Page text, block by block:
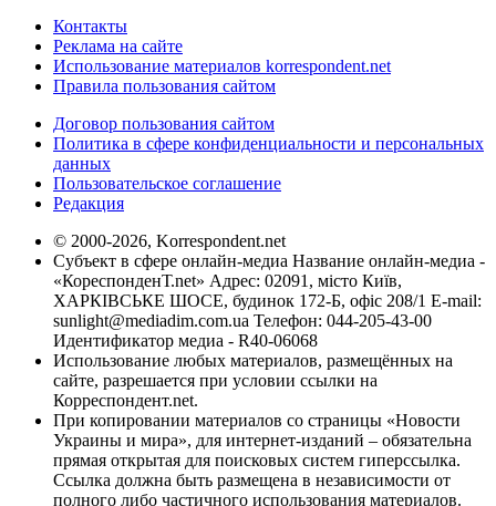
Контакты
Реклама на сайте
Использование материалов korrespondent.net
Правила пользования сайтом
Договор пользования сайтом
Политика в сфере конфиденциальности и персональных
данных
Пользовательское соглашение
Редакция
© 2000-2026, Korrespondent.net
Субъект в сфере онлайн-медиа Название онлайн-медиа -
«КореспонденТ.net» Адрес: 02091, місто Київ,
ХАРКІВСЬКЕ ШОСЕ, будинок 172-Б, офіс 208/1 E-mail:
sunlight@mediadim.com.ua Телефон: 044-205-43-00
Идентификатор медиа - R40-06068
Использование любых материалов, размещённых на
сайте, разрешается при условии ссылки на
Корреспондент.net.
При копировании материалов со страницы «Новости
Украины и мира», для интернет-изданий – обязательна
прямая открытая для поисковых систем гиперссылка.
Ссылка должна быть размещена в независимости от
полного либо частичного использования материалов.